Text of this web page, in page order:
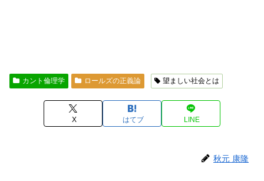
カント倫理学 ロールズの正義論 望ましい社会とは
X はてブ LINE
秋元 康隆